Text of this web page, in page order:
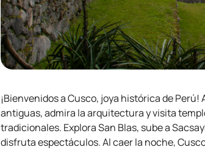
¡Bienvenidos a Cusco, joya histórica de
antiguas, admira la arquitectura y visita
tradicionales. Explora San Blas, sube a
disfruta espectáculos. Al caer la noche,